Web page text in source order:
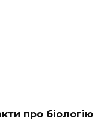
про біологію